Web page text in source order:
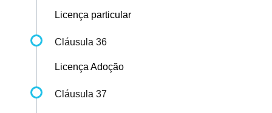
Licença particular
Cláusula 36
Licença Adoção
Cláusula 37